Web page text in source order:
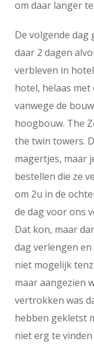
om daar langer
De volgende dag
daar 2 dagen
verbleven in
hotel, helaas
vanwege de
hoogbouw. The
the twin towers.
magertjes, maar
bestellen die ze
om 2u in de
de dag voor ons
Dat kon, maar
dag verlengen en
niet mogelijk
maar aangezien
vertrokken was
hebben gekletst
niet erg te vinden